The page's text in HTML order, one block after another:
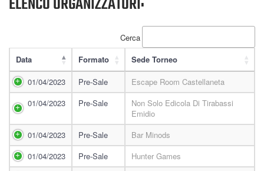
Cerca
Data
Formato
Sede Torneo
01/04/2023
Pre-Sale
Escape Room Castellaneta
01/04/2023
Pre-Sale
Non Solo Edicola Di Tirabassi
Emidio
01/04/2023
Pre-Sale
Bar Minods
01/04/2023
Pre-Sale
Hunter Games